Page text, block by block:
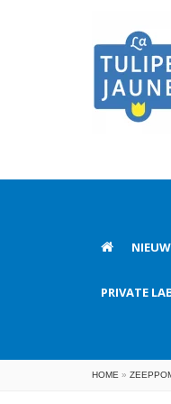
NIEUW
PRIVATE
HOME »